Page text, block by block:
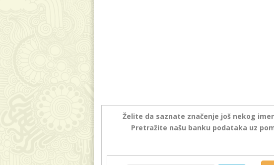
Želite da saznate značenje još nekog
Pretražite našu banku podataka uz